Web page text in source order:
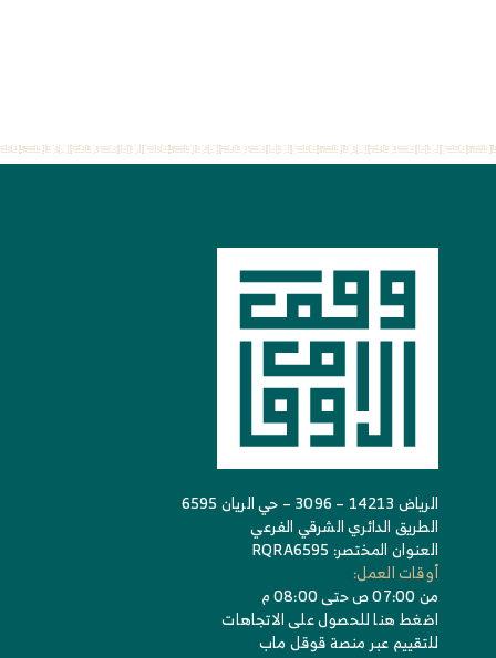
الرياض 14213 – 3096 – حي الريان 6595
الطريق الدائري الشرقي الفرعي
العنوان المختصر: RQRA6595
أوقات العمل:
من 07:00 ص حتى 08:00 م
اضغط هنا للحصول على الاتجاهات
للتقييم عبر منصة قوقل ماب